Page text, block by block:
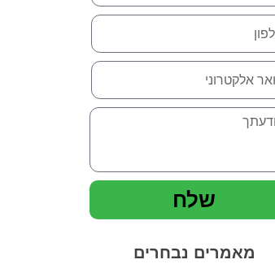
שלח
מאמרים נבחרים